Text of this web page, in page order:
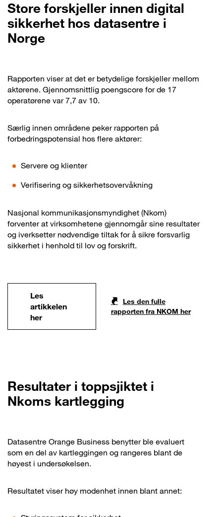
Store forskjeller innen digital
sikkerhet hos datasentre i
Norge
Rapporten viser at det er betydelige forskjeller mellom
aktørene. Gjennomsnittlig poengscore for de 17
operatørene var 7,7 av 10.
Særlig innen områdene peker rapporten på
forbedringspotensial hos flere aktører:
Servere og klienter
Verifisering og sikkerhetsovervåkning
Nasjonal kommunikasjonsmyndighet (Nkom)
forventer at virksomhetene gjennomgår sine resultater
og iverksetter nødvendige tiltak for å sikre forsvarlig
sikkerhet i henhold til lov og forskrift.
Les
artikkelen
her
Les den fulle
rapporten fra NKOM her
Resultater i toppsjiktet i
Nkoms kartlegging
Datasentre Orange Business benytter ble evaluert
som en del av kartleggingen og rangeres blant de
høyest i undersøkelsen.
Resultatet viser høy modenhet innen blant annet: